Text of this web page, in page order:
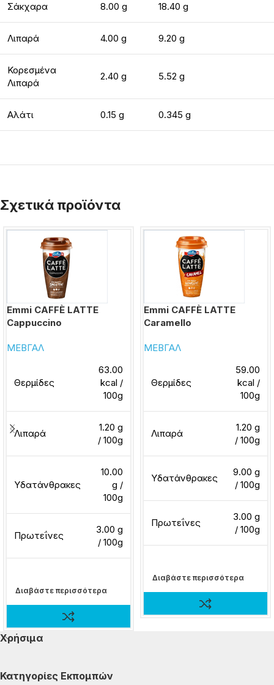
Σάκχαρα 8.00 g 18.40 g
Λιπαρά 4.00 g 9.20 g
Κορεσμένα
Λιπαρά
2.40 g 5.52 g
Αλάτι 0.15 g 0.345 g
Σχετικά προϊόντα
Emmi CAFFÈ LATTE
Cappuccino
ΜΕΒΓΑΛ
Θερμίδες
63.00
kcal /
100g
Λιπαρά
1.20 g
/ 100g
Υδατάνθρακες
10.00
g /
100g
Πρωτεΐνες
3.00 g
/ 100g
Διαβάστε περισσότερα
Emmi CAFFÈ LATTE
Caramello
ΜΕΒΓΑΛ
Θερμίδες
59.00
kcal /
100g
Λιπαρά
1.20 g
/ 100g
Υδατάνθρακες
9.00 g
/ 100g
Πρωτεΐνες
3.00 g
/ 100g
Διαβάστε περισσότερα
Χρήσιμα
Κατηγορίες Εκπομπών